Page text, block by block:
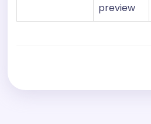
preview